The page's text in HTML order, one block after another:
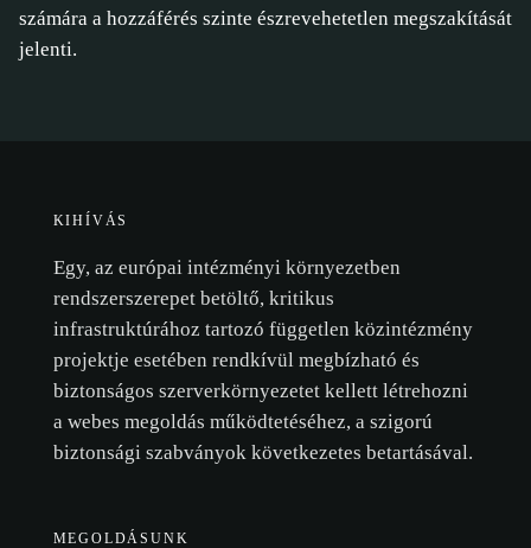
számára a hozzáférés szinte észrevehetetlen megszakítását
jelenti.
KIHÍVÁS
Egy, az európai intézményi környezetben
rendszerszerepet betöltő, kritikus
infrastruktúrához tartozó független közintézmény
projektje esetében rendkívül megbízható és
biztonságos szerverkörnyezetet kellett létrehozni
a webes megoldás működtetéséhez, a szigorú
biztonsági szabványok következetes betartásával.
MEGOLDÁSUNK